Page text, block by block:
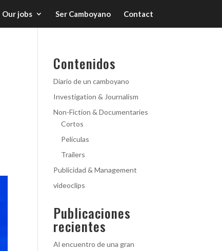
Our jobs Ser Camboyano Contact
Contenidos
Diario de un camboyano
Investigation & Journalism
Non-Fiction & Documentaries
Cortos
Películas
Trailers
Publicidad & Management
videoclips
Publicaciones
recientes
Al encuentro de una gran